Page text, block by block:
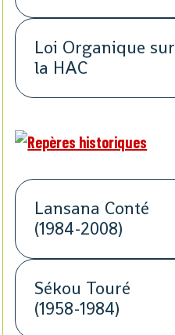
Loi Organique sur
la HAC
Lansana Conté
(1984-2008)
Sékou Touré
(1958-1984)